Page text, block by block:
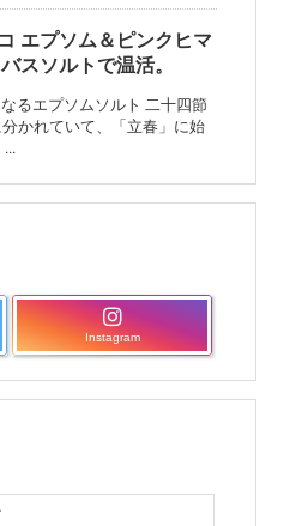
エプソム＆ピンクヒマ
スソルトで温活。
るエプソムソルト 二十四節
かれていて、「立春」に始
...
Instagram